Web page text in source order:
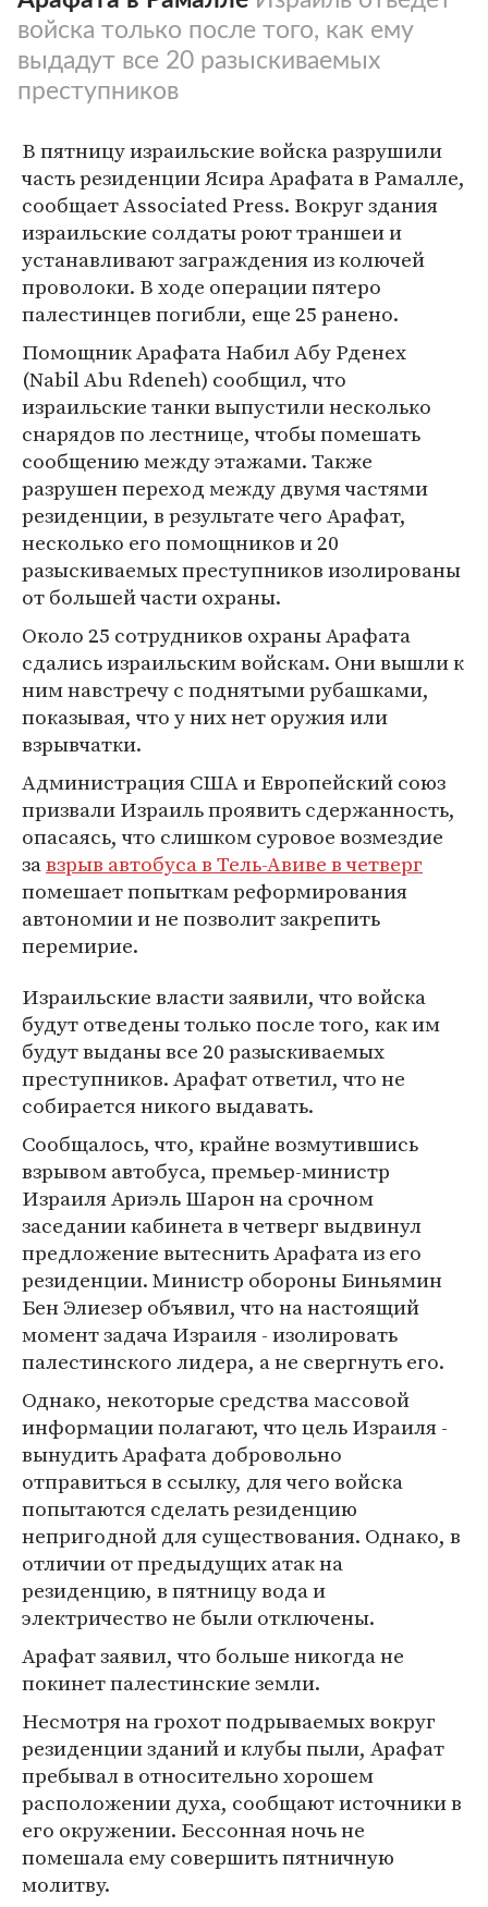
войска только после того, как ему
выдадут все 20 разыскиваемых
преступников
В пятницу израильские войска разрушили
часть резиденции Ясира Арафата в Рамалле,
сообщает Associated Press. Вокруг здания
израильские солдаты роют траншеи и
устанавливают заграждения из колючей
проволоки. В ходе операции пятеро
палестинцев погибли, еще 25 ранено.
Помощник Арафата Набил Абу Рденех
(Nabil Abu Rdeneh) сообщил, что
израильские танки выпустили несколько
снарядов по лестнице, чтобы помешать
сообщению между этажами. Также
разрушен переход между двумя частями
резиденции, в результате чего Арафат,
несколько его помощников и 20
разыскиваемых преступников изолированы
от большей части охраны.
Около 25 сотрудников охраны Арафата
сдались израильским войскам. Они вышли к
ним навстречу с поднятыми рубашками,
показывая, что у них нет оружия или
взрывчатки.
Администрация США и Европейский союз
призвали Израиль проявить сдержанность,
опасаясь, что слишком суровое возмездие
завзрыв автобуса в Тель-Авиве в четверг
помешает попыткам реформирования
автономии и не позволит закрепить
перемирие.
Израильские власти заявили, что войска
будут отведены только после того, как им
будут выданы все 20 разыскиваемых
преступников. Арафат ответил, что не
собирается никого выдавать.
Сообщалось, что, крайне возмутившись
взрывом автобуса, премьер-министр
Израиля Ариэль Шарон на срочном
заседании кабинета в четверг выдвинул
предложение вытеснить Арафата из его
резиденции. Министр обороны Биньямин
Бен Элиезер объявил, что на настоящий
момент задача Израиля - изолировать
палестинского лидера, а не свергнуть его.
Однако, некоторые средства массовой
информации полагают, что цель Израиля -
вынудить Арафата добровольно
отправиться в ссылку, для чего войска
попытаются сделать резиденцию
непригодной для существования. Однако, в
отличии от предыдущих атак на
резиденцию, в пятницу вода и
электричество не были отключены.
Арафат заявил, что больше никогда не
покинет палестинские земли.
Несмотря на грохот подрываемых вокруг
резиденции зданий и клубы пыли, Арафат
пребывал в относительно хорошем
расположении духа, сообщают источники в
его окружении. Бессонная ночь не
помешала ему совершить пятничную
молитву.